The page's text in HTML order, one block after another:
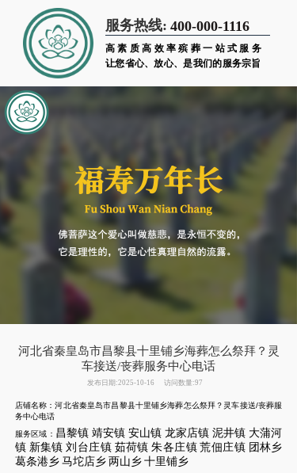
服务热线: 400-000-1116
高素质高效率殡葬一站式服务
让您省心、放心、是我们的服务宗旨
河北省秦皇岛市昌黎县十里铺乡海葬怎么祭拜？灵
车接送/丧葬服务中心电话
发布日期:2025-10-16 访问数量:97
店铺名称：河北省秦皇岛市昌黎县十里铺乡海葬怎么祭拜？灵车接送/丧葬服
务中心电话
服务区域： 昌黎镇 靖安镇 安山镇 龙家店镇 泥井镇 大蒲河
镇 新集镇 刘台庄镇 茹荷镇 朱各庄镇 荒佃庄镇 团林乡
葛条港乡 马坨店乡 两山乡 十里铺乡